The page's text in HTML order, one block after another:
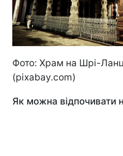
Фото: Храм на Шрі-
(pixabay.com)
Як можна відпочивати